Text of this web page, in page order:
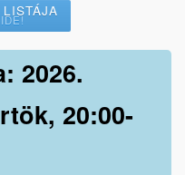
2026.
20:00-